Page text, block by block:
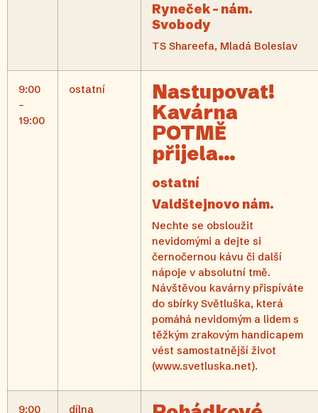
Ryneček – nám.
Svobody
TS Shareefa, Mladá Boleslav
9:00
–
19:00
ostatní
Nastupovat!
Kavárna
POTMĚ
přijela…
ostatní
Valdštejnovo nám.
Nechte se obsloužit
nevidomými a dejte si
černočernou kávu či další
nápoje v absolutní tmě.
Návštěvou kavárny přispíváte
do sbírky Světluška, která
pomáhá nevidomým a lidem s
těžkým zrakovým handicapem
vést samostatnější život
(www.svetluska.net).
9:00 dílna